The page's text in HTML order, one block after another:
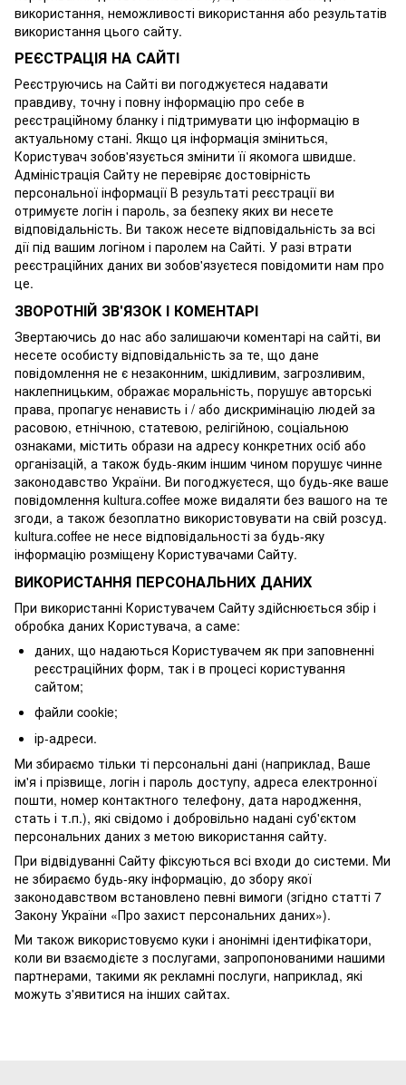
використання, неможливості використання або результатів
використання цього сайту.
РЕЄСТРАЦІЯ НА САЙТІ
Реєструючись на Сайті ви погоджуєтеся надавати
правдиву, точну і повну інформацію про себе в
реєстраційному бланку і підтримувати цю інформацію в
актуальному стані. Якщо ця інформація зміниться,
Користувач зобов'язується змінити її якомога швидше.
Адміністрація Сайту не перевіряє достовірність
персональної інформації В результаті реєстрації ви
отримуєте логін і пароль, за безпеку яких ви несете
відповідальність. Ви також несете відповідальність за всі
дії під вашим логіном і паролем на Сайті. У разі втрати
реєстраційних даних ви зобов'язуєтеся повідомити нам про
це.
ЗВОРОТНІЙ ЗВ'ЯЗОК І КОМЕНТАРІ
Звертаючись до нас або залишаючи коментарі на сайті, ви
несете особисту відповідальність за те, що дане
повідомлення не є незаконним, шкідливим, загрозливим,
наклепницьким, ображає моральність, порушує авторські
права, пропагує ненависть і / або дискримінацію людей за
расовою, етнічною, статевою, релігійною, соціальною
ознаками, містить образи на адресу конкретних осіб або
організацій, а також будь-яким іншим чином порушує чинне
законодавство України. Ви погоджуєтеся, що будь-яке ваше
повідомлення kultura.coffee може видаляти без вашого на те
згоди, а також безоплатно використовувати на свій розсуд.
kultura.coffee не несе відповідальності за будь-яку
інформацію розміщену Користувачами Сайту.
ВИКОРИСТАННЯ ПЕРСОНАЛЬНИХ ДАНИХ
При використанні Користувачем Сайту здійснюється збір і
обробка даних Користувача, а саме:
даних, що надаються Користувачем як при заповненні
реєстраційних форм, так і в процесі користування
сайтом;
файли cookie;
ір-адреси.
Ми збираємо тільки ті персональні дані (наприклад, Ваше
ім'я і прізвище, логін і пароль доступу, адреса електронної
пошти, номер контактного телефону, дата народження,
стать і т.п.), які свідомо і добровільно надані суб'єктом
персональних даних з метою використання сайту.
При відвідуванні Сайту фіксуються всі входи до системи. Ми
не збираємо будь-яку інформацію, до збору якої
законодавством встановлено певні вимоги (згідно статті 7
Закону України «Про захист персональних даних»).
Ми також використовуємо куки і анонімні ідентифікатори,
коли ви взаємодієте з послугами, запропонованими нашими
партнерами, такими як рекламні послуги, наприклад, які
можуть з'явитися на інших сайтах.